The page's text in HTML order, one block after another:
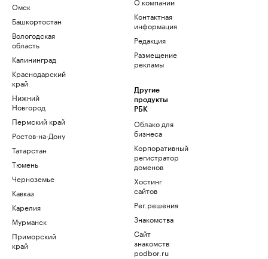
Омск
Башкортостан
Вологодская
область
Калининград
Краснодарский
край
Нижний
Новгород
Пермский край
Ростов-на-Дону
Татарстан
Тюмень
Черноземье
Кавказ
Карелия
Мурманск
Приморский
край
Контактная
информация
Редакция
Размещение
рекламы
Другие
продукты
РБК
Облако для
бизнеса
Корпоративный
регистратор
доменов
Хостинг
сайтов
Рег.решения
Знакомства
Сайт
знакомств
podbor.ru